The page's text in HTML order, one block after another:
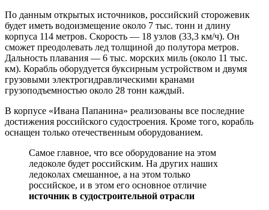
По данным открытых источников, российский сторожевик
будет иметь водоизмещение около 7 тыс. тонн и длину
корпуса 114 метров. Скорость — 18 узлов (33,3 км/ч). Он
сможет преодолевать лед толщиной до полутора метров.
Дальность плавания — 6 тыс. морских миль (около 11 тыс.
км). Корабль оборудуется буксирным устройством и двумя
грузовыми электрогидравлическими кранами
грузоподъемностью около 28 тонн каждый.
В корпусе «Ивана Папанина» реализованы все последние
достижения российского судостроения. Кроме того, корабль
оснащен только отечественным оборудованием.
Самое главное, что все оборудование на этом
ледоколе будет российским. На других наших
ледоколах смешанное, а на этом только
российское, и в этом его основное отличие
источник в судостроительной отрасли